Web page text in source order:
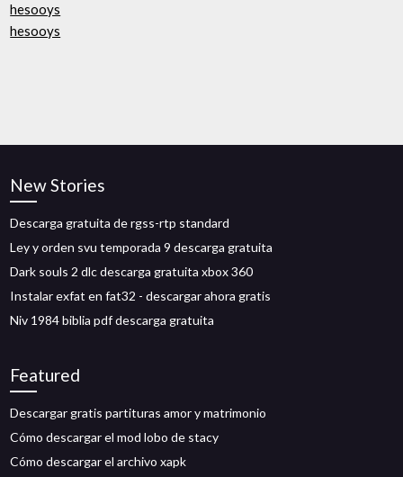
hesooys
hesooys
New Stories
Descarga gratuita de rgss-rtp standard
Ley y orden svu temporada 9 descarga gratuita
Dark souls 2 dlc descarga gratuita xbox 360
Instalar exfat en fat32 - descargar ahora gratis
Niv 1984 biblia pdf descarga gratuita
Featured
Descargar gratis partituras amor y matrimonio
Cómo descargar el mod lobo de stacy
Cómo descargar el archivo xapk